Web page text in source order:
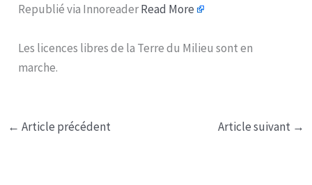
Republié via InnoreaderRead More
Les licences libres de la Terre du Milieu sont en
marche.
← Article précédent Article suivant →